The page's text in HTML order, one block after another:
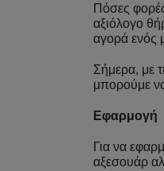
Πόσες
αξιόλογο
αγορά ενός
Σήμερα, με
μπορούμε
Εφαρμογή
Για να
αξεσουάρ